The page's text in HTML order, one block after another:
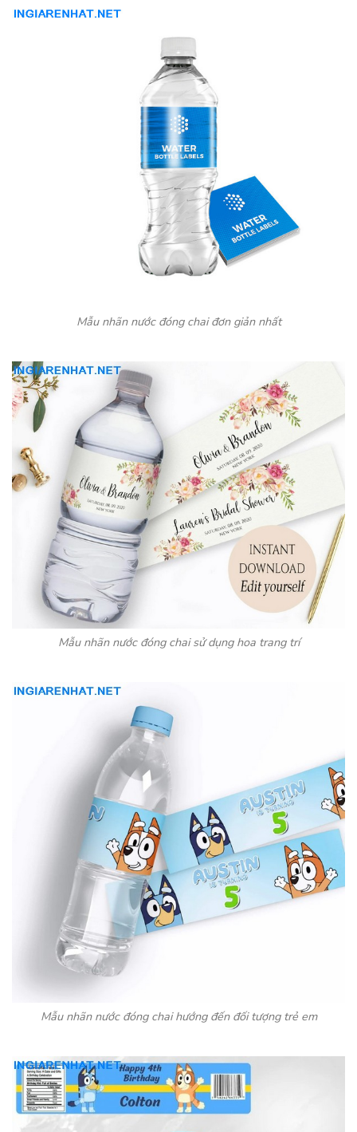
Mẫu nhãn nước đóng chai đơn giản nhất
Mẫu nhãn nước đóng chai sử dụng hoa trang trí
Mẫu nhãn nước đóng chai hướng đến đối tượng trẻ em